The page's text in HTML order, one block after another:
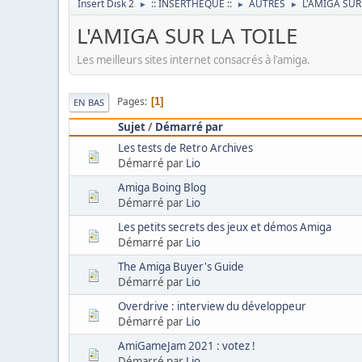
Insert Disk 2 ► :: INSERTHEQUE :: ► AUTRES ► L'AMIGA
L'AMIGA SUR LA TOILE
Les meilleurs sites internet consacrés à l'amiga.
EN BAS Pages 1
Sujet/ Démarré par
Les tests de Retro Archives
Démarré par Lio
Amiga Boing Blog
Démarré par Lio
Les petits secrets des jeux et démos Amiga
Démarré par Lio
The Amiga Buyer's Guide
Démarré par Lio
Overdrive : interview du développeur
Démarré par Lio
AmiGameJam 2021 : votez !